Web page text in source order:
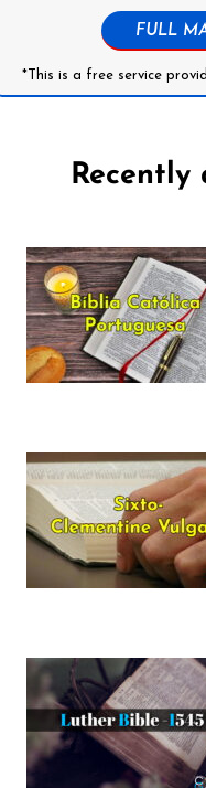
FULL
*This is a free service
Recently
July
The
July